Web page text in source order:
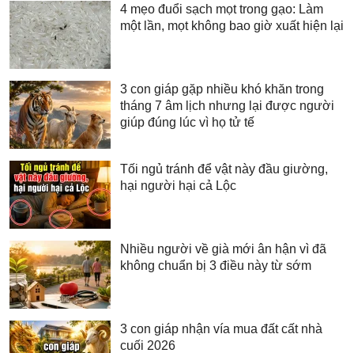
4 mẹo đuổi sạch mọt trong gạo: Làm
một lần, mọt không bao giờ xuất hiện lại
3 con giáp gặp nhiều khó khăn trong
tháng 7 âm lịch nhưng lại được người
giúp đúng lúc vì họ tử tế
Tối ngủ tránh để vật này đầu giường,
hại người hại cả Lộc
Nhiều người về già mới ân hận vì đã
không chuẩn bị 3 điều này từ sớm
3 con giáp nhận vía mua đất cất nhà
cuối 2026